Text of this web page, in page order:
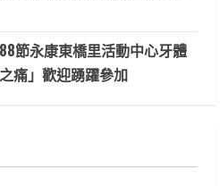
節永康東橋里活動中心牙體
痛」歡迎踴躍參加